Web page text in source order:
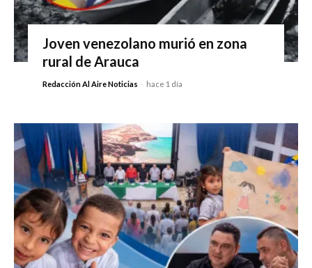
Joven venezolano murió en zona
rural de Arauca
Redacción Al Aire Noticias - hace 1 día